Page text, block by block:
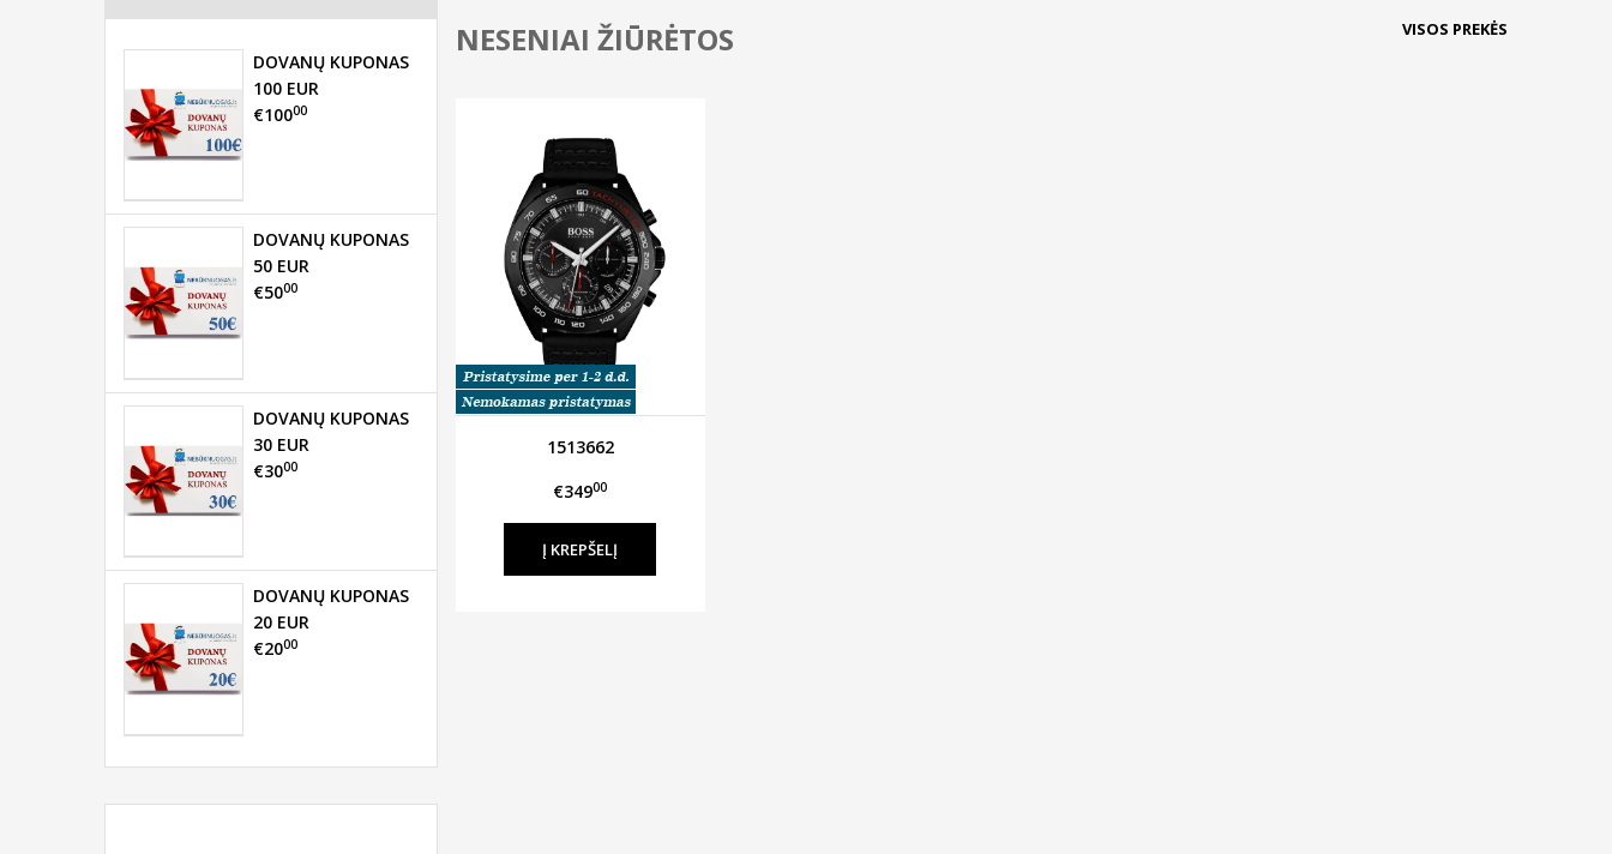
NESENIAI ŽIŪRĖTOS VISOS PREKĖS
1513662
€34900
DOVANŲ KUPONAS
100 EUR
€10000
DOVANŲ KUPONAS
50 EUR
€5000
DOVANŲ KUPONAS
30 EUR
€3000
DOVANŲ KUPONAS
20 EUR
€2000